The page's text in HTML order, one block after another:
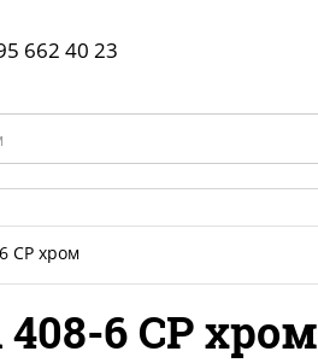
23-35
662 40 23
СР хром
6 СР хром